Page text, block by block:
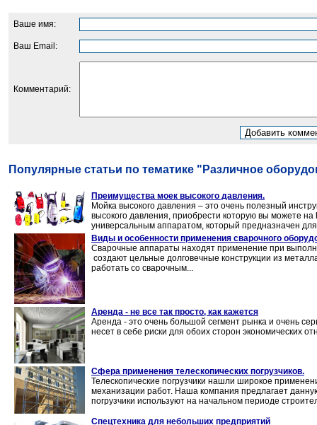
Ваше имя:
Ваш Email:
Комментарий:
Популярные статьи по тематике "Различное
Преимущества моек высокого давления.
Мойка высокого давления – это очень полезный
высокого давления, приобрести которую вы можете
универсальным аппаратом, который предназначен
Виды и особенности применения сварочного
Сварочные аппараты находят применение при
создают цельные долговечные конструкции из
работать со сварочным...
Аренда - не все так просто, как кажется
Аренда - это очень большой сегмент рынка и очень
несет в себе риски для обоих сторон экономических
Сфера применения телескопических погрузчиков.
Телескопические погрузчики нашли широкое
механизации работ. Наша компания предлагает
погрузчики используют на начальном периоде
Спецтехника для небольших предприятий